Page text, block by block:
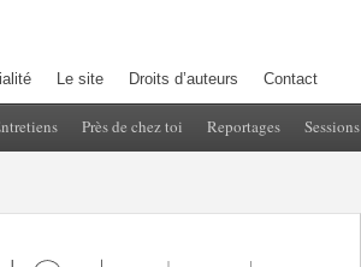
Le site Droits d’auteurs Contact
Près de chez toi Reportages Sessions